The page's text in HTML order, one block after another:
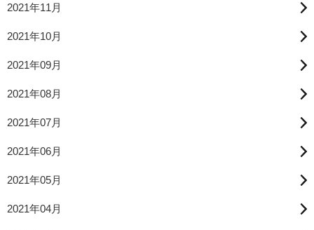
2021年11月
2021年10月
2021年09月
2021年08月
2021年07月
2021年06月
2021年05月
2021年04月